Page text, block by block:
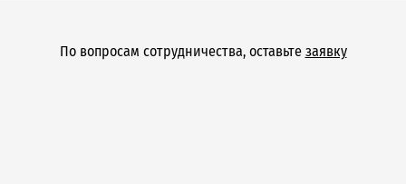
По вопросам сотрудничества, оставьте заявку